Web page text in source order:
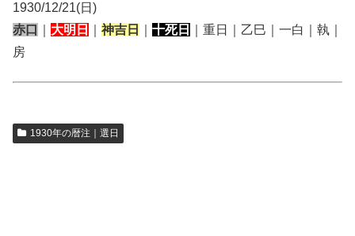
1930/12/21(日)
赤口
大明日 神吉日 十死日
｜重日｜乙巳｜一白｜執｜
房
1930年の暦注｜選日